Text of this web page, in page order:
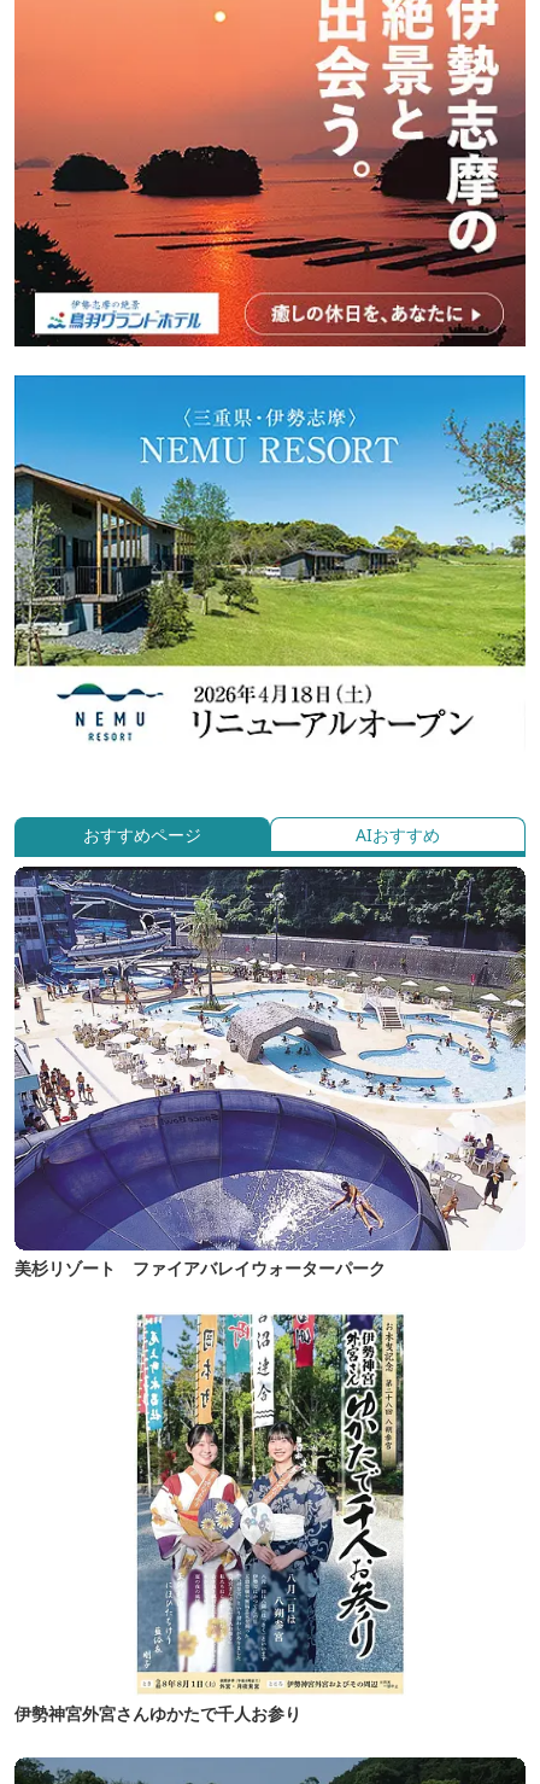
おすすめページ AIおすすめ
美杉リゾート ファイアバレイウォーターパーク
伊勢神宮外宮さんゆかたで千人お参り